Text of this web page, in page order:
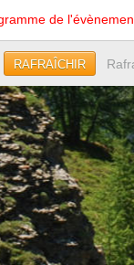
de
RAFRAÎCHIR